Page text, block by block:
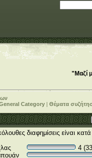
"Μαζί
Category |Θέματα
διαφημίσεις είναι
4